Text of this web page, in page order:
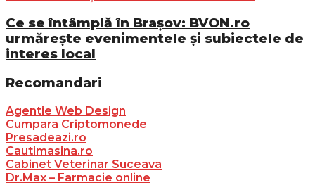
Ce se întâmplă în Brașov: BVON.ro
urmărește evenimentele și subiectele de
interes local
Recomandari
Agentie Web Design
Cumpara Criptomonede
Presadeazi.ro
Cautimasina.ro
Cabinet Veterinar Suceava
Dr.Max – Farmacie online